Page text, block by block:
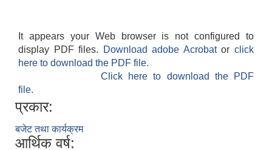
It appears your Web browser is not configured to
display PDF files.
Download adobe Acrobatorclick
here to download the PDF file.
Click here to download the PDF
file.
प्रकार:
बजेट तथा कार्यक्रम
आर्थिक वर्ष: